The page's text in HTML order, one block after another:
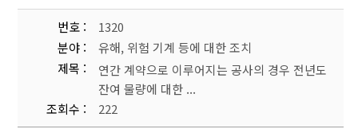
번호
1320
분야
유해, 위험 기계 등에 대한 조치
제목
연간 계약으로 이루어지는 공사의 경우 전년도
잔여 물량에 대한 ...
조회수
222